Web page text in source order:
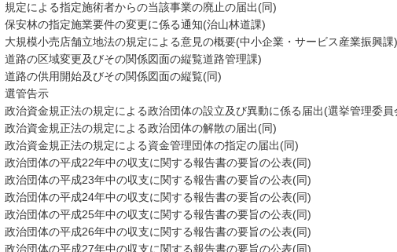
規定による指定施術者からの当該事業の廃止の届出(同)
保安林の指定施業要件の変更に係る通知(治山林道課)
大規模小売店舗立地法の規定による意見の概要(中小企業・サービス産業振興課)
道路の区域変更及びその関係図面の縦覧道路管理課)
道路の供用開始及びその関係図面の縦覧(同)
選管告示
政治資金規正法の規定による政治団体の設立及び異動に係る届出(選挙管理委員
政治資金規正法の規定による政治団体の解散の届出(同)
政治資金規正法の規定による資金管理団体の指定の届出(同)
政治団体の平成22年中の収支に関する報告書の要旨の公表(同)
政治団体の平成23年中の収支に関する報告書の要旨の公表(同)
政治団体の平成24年中の収支に関する報告書の要旨の公表(同)
政治団体の平成25年中の収支に関する報告書の要旨の公表(同)
政治団体の平成26年中の収支に関する報告書の要旨の公表(同)
政治団体の平成27年中の収支に関する報告書の要旨の公表(同)